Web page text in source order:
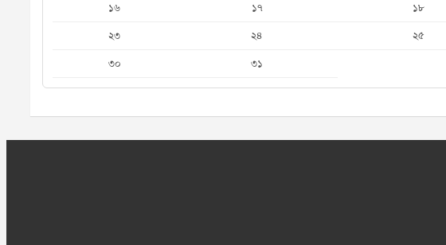
১৬
১৭ ১৮
২৩
২৪ ২৫
৩০
৩১